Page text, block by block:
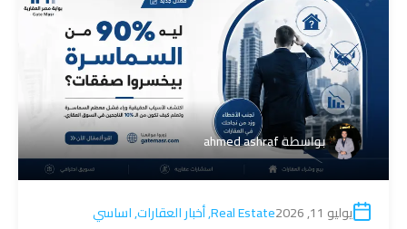
بواسطةahmed ashraf
يوليو 11, 2026 Real Estate
,أخبار العقارات,اساسي